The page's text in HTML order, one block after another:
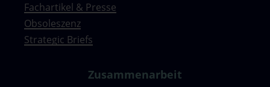
Fachartikel & Presse
Obsoleszenz
Strategic Briefs
Zusammenarbeit